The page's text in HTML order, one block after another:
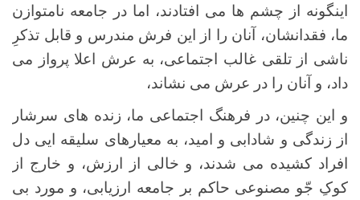
اینگونه از چشم ها می افتادند، اما در جامعه نامتوازن
ما، فقدانشان، آنان را از این فرش مندرس و قابل تذکرِ
ناشی از تلقی غالب اجتماعی، به عرش اعلا پرواز می
داد، و آنان را در عرش می نشاند،
و این چنین، در فرهنگ اجتماعی ما، زنده های سرشار
از زندگی و شادابی و امید، به معیارهای سلیقه ایی دل
افراد کشیده می شدند، و خالی از ارزش، و خارج از
کوکِ جّو مصنوعی حاکم بر جامعه ارزیابی، و مورد بی